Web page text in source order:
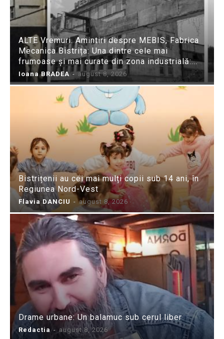
ALTE Vremuri. Amintiri despre MEBIS, Fabrica
Mecanica Bistrița: Una dintre cele mai
frumoase și mai curate din zona industrială:...
Ioana BRADEA - august 8, 2026
Bistrițenii au cei mai mulți copii sub 14 ani, în
Regiunea Nord-Vest
Flavia DANCIU - august 8, 2026
Drame urbane: Un balamuc sub cerul liber
Redactia - august 8, 2026